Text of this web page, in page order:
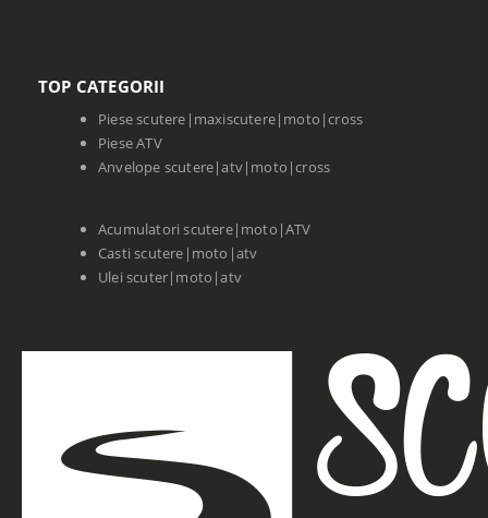
TOP CATEGORII
Piese scutere|maxiscutere|moto|cross
Piese ATV
Anvelope scutere|atv|moto|cross
Acumulatori scutere|moto|ATV
Casti scutere|moto|atv
Ulei scuter|moto|atv